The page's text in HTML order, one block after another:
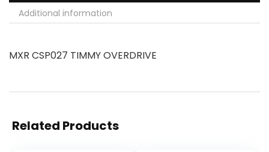
Additional information
MXR CSP027 TIMMY OVERDRIVE
Related Products